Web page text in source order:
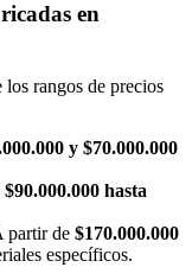
en
rangos de precios
y $70.000.000
$90.000.000 hasta
partir de $170.000.000
específicos.